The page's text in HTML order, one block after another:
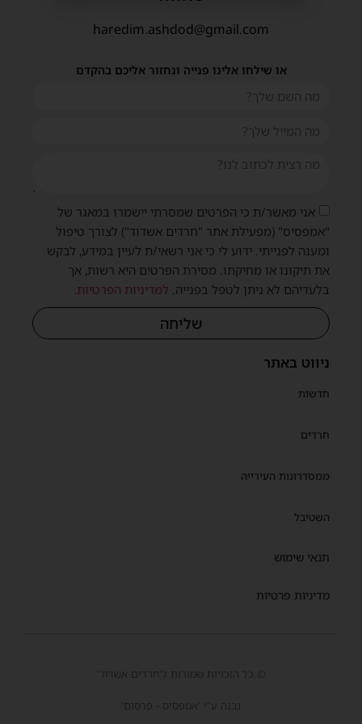
ניווט באתר
חדשות
חרדים
ממסדרונות העירייה
השטיבל
תנאי שימוש
מדיניות פרטיות
haredim.ashdod@gmail.com
או שילחו אלינו פנייה ונחזור אליכם בהקדם
אני מאשר/ת כי הפרטים שמסרתי יישמרו במאגר של
"אמפסיס" (מפעילת אתר "חרדים אשדוד") לצורך טיפול
ומענה לפנייתי. ידוע לי כי אני רשאי/ת לעיין במידע, לבקש
את תיקונו או מחיקתו. מסירת הפרטים היא רשות, אך
בלעדיהם לא ניתן לטפל בפנייה. למדיניות הפרטיות
שליחה
© כל הזכויות שמורות ל'חרדים אשדוד'
נבנה ע"י 'אמפסיס - פרסום'